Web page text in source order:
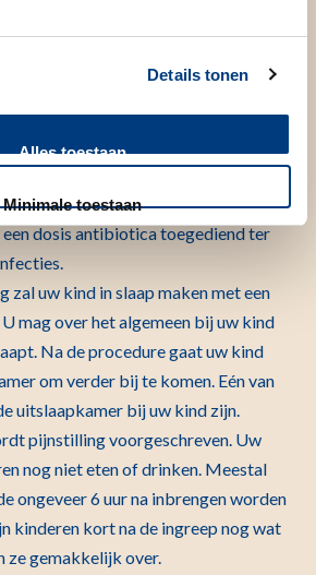
Details tonen
Alles toestaan
Minimale toestaan
van de ingreep nuchter op de
dat uw kind gedurende een aantal
oproep. Vlak voor de ingreep krijgt
dosis antibiotica toegediend ter
zal uw kind in slaap maken met een
mag over het algemeen bij uw kind
Na de procedure gaat uw kind
om verder bij te komen. Eén van
uitslaapkamer bij uw kind zijn.
pijnstilling voorgeschreven. Uw
nog niet eten of drinken. Meestal
ongeveer 6 uur na inbrengen worden
kinderen kort na de ingreep nog wat
ze gemakkelijk over.